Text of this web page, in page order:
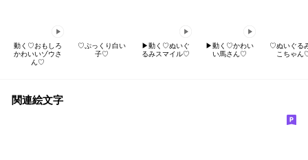
動く♡おもしろ
かわいいゾウさ
ん♡
♡ぷっくり白い
子♡
▶︎動く♡ぬいぐ
るみスマイル♡
▶︎動く♡かわい
い馬さん♡
♡ぬいぐる
こちゃん
関連絵文字